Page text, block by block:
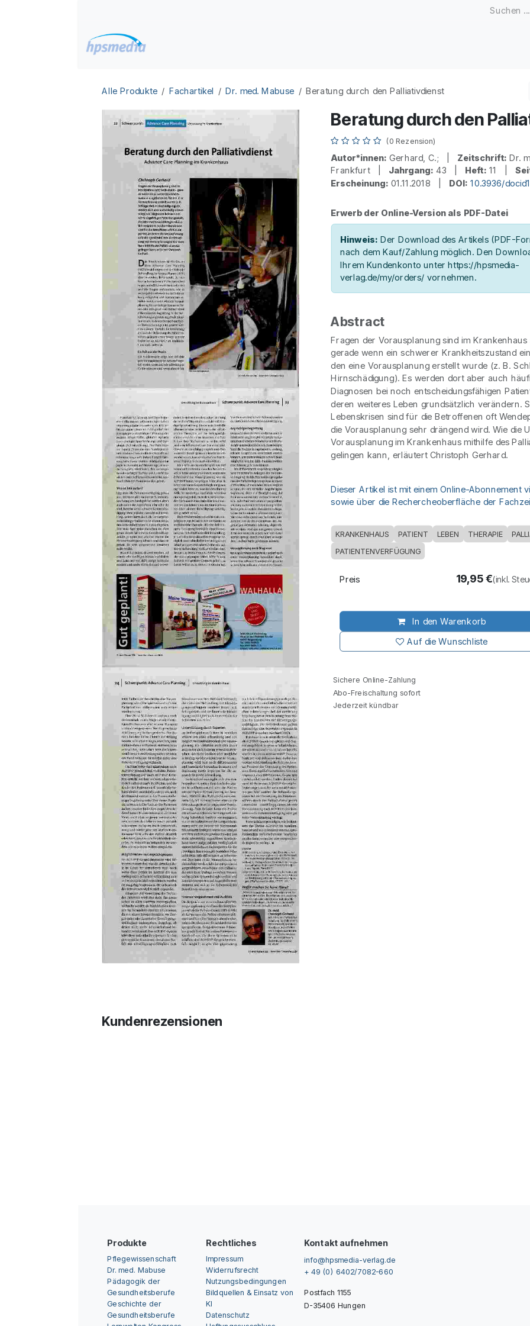
Alle Produkte Fachartikel Dr. med. Mabuse Beratung durch den Palliativdienst
Beratung durch den
(0 Rezension)
Autor*innen: Gerhard, C.; | Zeitschrift: Dr.
Frankfurt | Jahrgang: 43 | Heft: 11 |
Erscheinung: 01.11.2018 | DOI: 10.3936/
Erwerb der Online-Version als PDF-Datei
Hinweis: Der Download des Artikels (PDF-
nach dem Kauf/Zahlung möglich. Den
Ihrem Kundenkonto unter https://hpsmedia-
verlag.de/my/orders/ vornehmen.
Abstract
Fragen der Vorausplanung sind im Krankenhaus
gerade wenn ein schwerer Krankheitszustand
den eine Vorausplanung erstellt wurde (z. B.
Hirnschädigung). Es werden dort aber auch
Diagnosen bei noch entscheidungsfähigen
deren weiteres Leben grundsätzlich verändern.
Lebenskrisen sind für die Betroffenen oft
die Vorausplanung sehr drängend wird. Wie die
Vorausplanung im Krankenhaus mithilfe des
gelingen kann, erläutert Christoph Gerhard.
Dieser Artikel ist mit einem Online-Abonnement
sowie über die Rechercheoberfläche der
KRANKENHAUS PATIENT LEBEN THERAPIE
PATIENTENVERFÜGUNG
In den Warenkorb
Auf die Wunschliste
Preis 19,95€(inkl.
Sichere Online-Zahlung
Abo-Freischaltung sofort
Jederzeit kündbar
Kundenrezensionen
Produkte
Pflegewissenschaft
Dr. med. Mabuse
Pädagogik der
Gesundheitsberufe
Geschichte der
Gesundheitsberufe
Rechtliches
Impressum
Widerrufsrecht
Nutzungsbedingungen
Bildquellen & Einsatz von
KI
Datenschutz
Kontakt aufnehmen
info@hpsmedia-verlag.de
+ 49 (0) 6402/7082-660
Postfach 1155
D-35406 Hungen